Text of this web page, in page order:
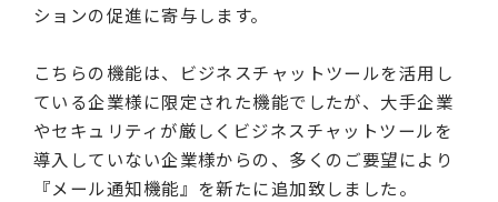
ションの促進に寄与します。
こちらの機能は、ビジネスチャットツールを活用し
ている企業様に限定された機能でしたが、大手企業
やセキュリティが厳しくビジネスチャットツールを
導入していない企業様からの、多くのご要望により
『メール通知機能』を新たに追加致しました。